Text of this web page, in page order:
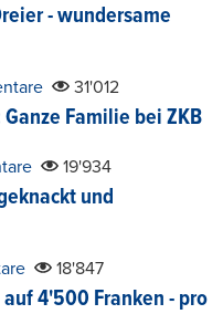
- wundersame
31'012
Familie bei ZKB
19'934
und
18'847
4'500 Franken - pro